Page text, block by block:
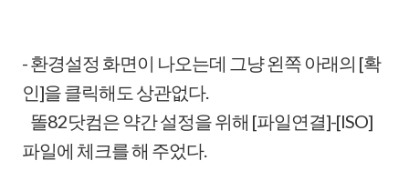
- 환경설정 화면이 나오는데 그냥 왼쪽 아래의 [확
인]을 클릭해도 상관없다.
똘82닷컴은 약간 설정을 위해 [파일연결]-[ISO]
파일에 체크를 해 주었다.